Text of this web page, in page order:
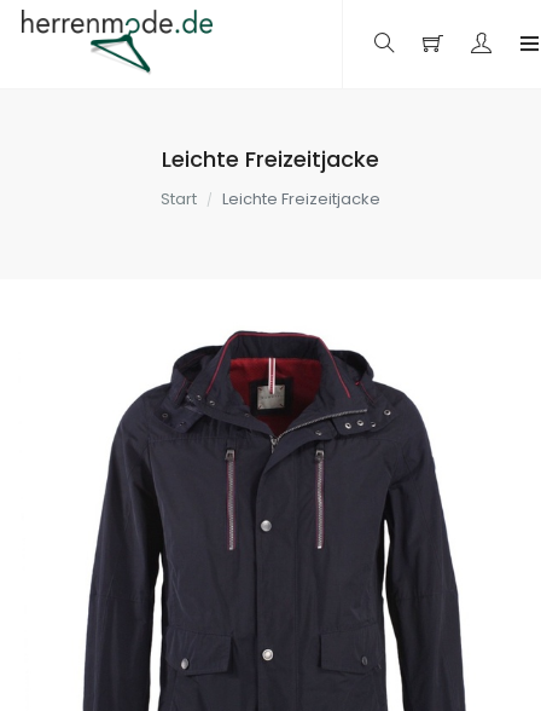
Leichte Freizeitjacke
Start Leichte Freizeitjacke